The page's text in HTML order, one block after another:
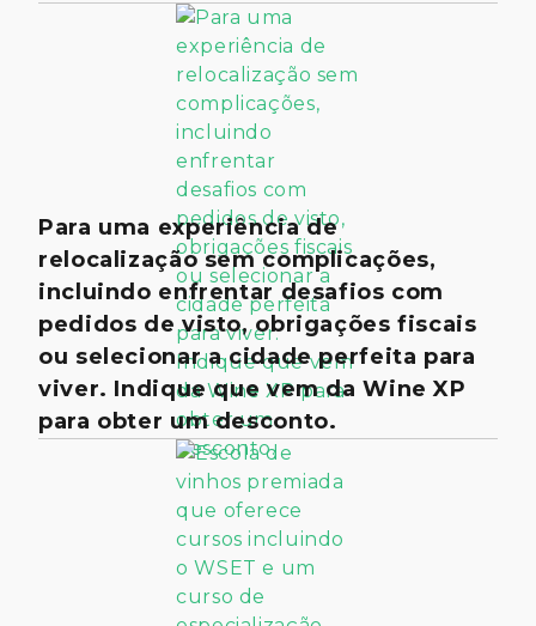
Para uma experiência de
relocalização sem complicações,
incluindo enfrentar desafios com
pedidos de visto, obrigações fiscais
ou selecionar a cidade perfeita para
viver. Indique que vem da Wine XP
para obter um desconto.